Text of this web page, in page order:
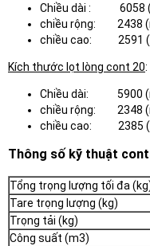
Chiều dài : 6058
chiều rộng: 2438
chiều cao: 2591
Kích thước lọt lòng cont 20:
Chiều dài: 5900
chiều rộng: 2348
chiều cao: 2385
Thông số kỹ thuật
Tổng trọng lượng tối đa
Tare trọng lượng (kg)
Trọng tải (kg)
Công suất (m3)